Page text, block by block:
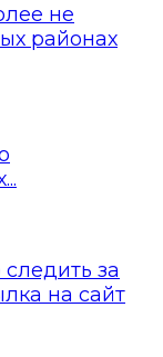
не
районах
за
на сайт